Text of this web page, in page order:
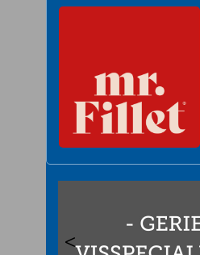
<